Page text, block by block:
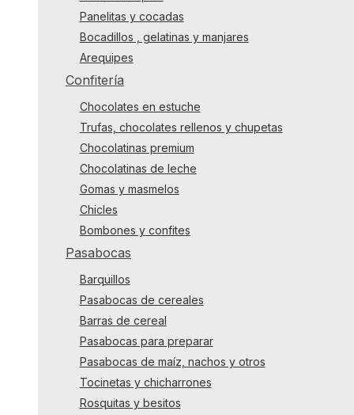
Panelitas y cocadas
Bocadillos , gelatinas y manjares
Arequipes
Confitería
Chocolates en estuche
Trufas, chocolates rellenos y chupetas
Chocolatinas premium
Chocolatinas de leche
Gomas y masmelos
Chicles
Bombones y confites
Pasabocas
Barquillos
Pasabocas de cereales
Barras de cereal
Pasabocas para preparar
Pasabocas de maíz, nachos y otros
Tocinetas y chicharrones
Rosquitas y besitos